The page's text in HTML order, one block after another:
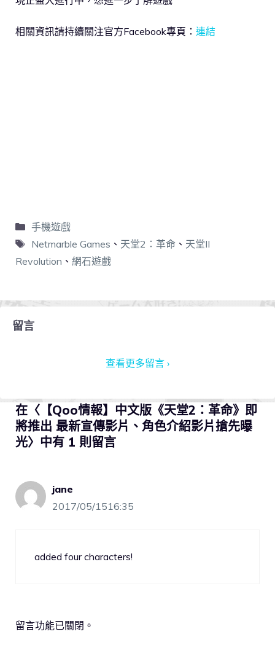
相關資訊請持續關注官方Facebook專頁： 連結
手機遊戲
Netmarble Games 、 天堂2：革命、 天堂II
Revolution 、 網石遊戲
留言
查看更多留言 ›
在〈【Qoo情報】中文版《天堂2：革命》即
將推出 最新宣傳影片、角色介紹影片搶先曝
光〉中有 1 則留言
jane
2017/05/1516:35
added four characters!
留言功能已關閉。